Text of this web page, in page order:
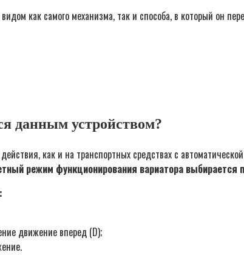
как самого механизма, так и способа, в который он
данным устройством?
как и на транспортных средствах с
режим функционирования вариатора
движение вперед (D);